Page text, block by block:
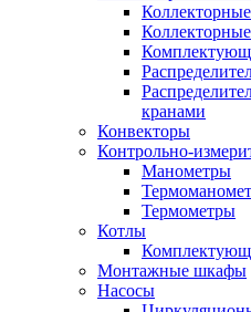
кранами
Конвекторы
Контрольно-
Манометры
Термометры
Котлы
Монтажные шкафы
Насосы